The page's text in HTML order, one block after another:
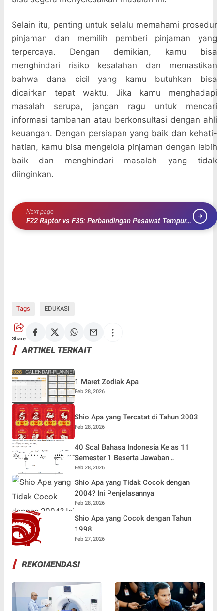
Selain itu, penting untuk selalu memahami prosedur
pinjaman dan memilih pemberi pinjaman yang
terpercaya. Dengan demikian, kamu bisa
menghindari risiko kesalahan dan memastikan
bahwa dana cicil yang kamu butuhkan bisa
dicairkan tepat waktu. Jika kamu menghadapi
masalah serupa, jangan ragu untuk mencari
informasi tambahan atau berkonsultasi dengan ahli
keuangan. Dengan persiapan yang baik dan kehati-
hatian, kamu bisa mengelola pinjaman dengan lebih
baik dan menghindari masalah yang tidak
diinginkan.
Next page
F22 Raptor vs F35: Perbandingan Pesawat Tempur
Terkemuka Amerika Serikat
Tags EDUKASI
Share
ARTIKEL TERKAIT
1 Maret Zodiak Apa
Feb 28, 2026
Shio Apa yang Tercatat di Tahun 2003
Feb 28, 2026
40 Soal Bahasa Indonesia Kelas 11
Semester 1 Beserta Jawaban
Terlengkap
Feb 28, 2026
Shio Apa yang Tidak Cocok dengan
2004? Ini Penjelasannya
Feb 28, 2026
Shio Apa yang Cocok dengan Tahun
1998
Feb 27, 2026
REKOMENDASI